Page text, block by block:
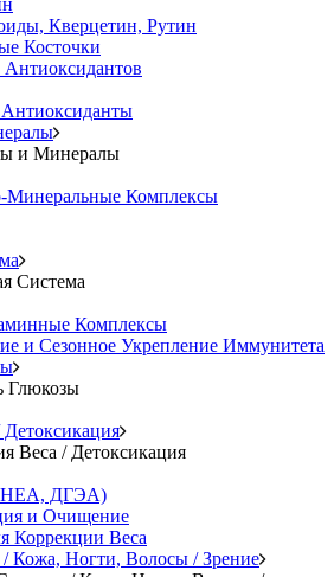
Кверцетин, Рутин
Косточки
и Минералы
Минеральные Комплексы
Система
Комплексы
и Сезонное Укрепление Иммунитета
Глюкозы
Веса / Детоксикация
ДГЭА)
и Очищение
Коррекции Веса
Кожа, Ногти, Волосы / Зрение